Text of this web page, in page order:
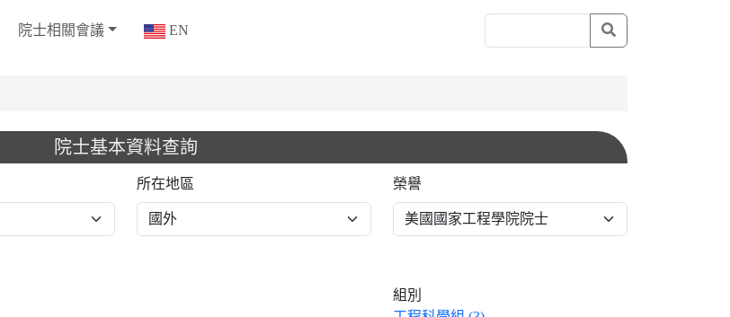
院士相關會議 EN
院士基本資料查詢
所在地區 榮譽
組別